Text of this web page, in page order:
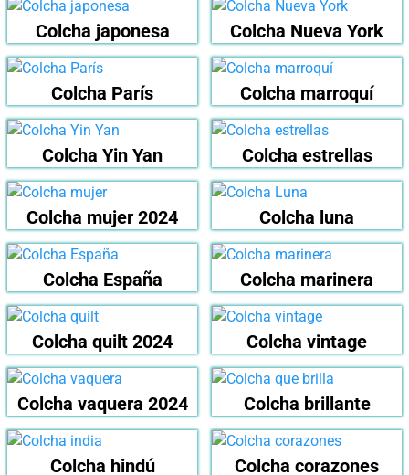
Colcha japonesa Colcha Nueva York
Colcha París Colcha marroquí
Colcha Yin Yan Colcha estrellas
Colcha mujer 2024 Colcha luna
Colcha España Colcha marinera
Colcha quilt 2024 Colcha vintage
Colcha vaquera 2024 Colcha brillante
Colcha hindú Colcha corazones